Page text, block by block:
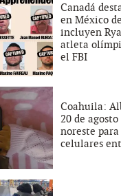
Canadá
en México
incluyen
atleta
el FBI
Coahuila:
20 de
noreste
celulares